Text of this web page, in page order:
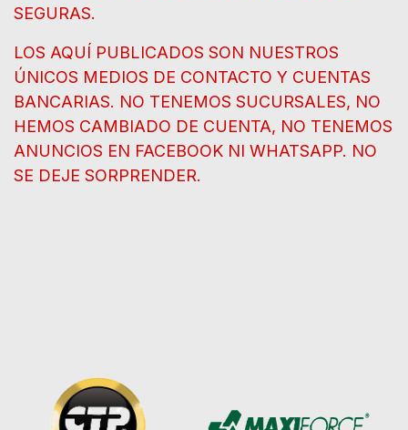
SEGURAS.
LOS AQUÍ PUBLICADOS SON NUESTROS
ÚNICOS MEDIOS DE CONTACTO Y CUENTAS
BANCARIAS. NO TENEMOS SUCURSALES, NO
HEMOS CAMBIADO DE CUENTA, NO TENEMOS
ANUNCIOS EN FACEBOOK NI WHATSAPP. NO
SE DEJE SORPRENDER.